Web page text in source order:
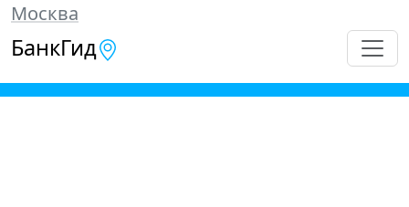
Москва
БанкГид